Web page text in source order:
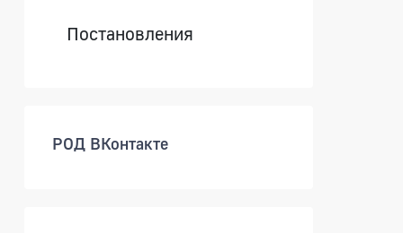
Постановления
РОД ВКонтакте